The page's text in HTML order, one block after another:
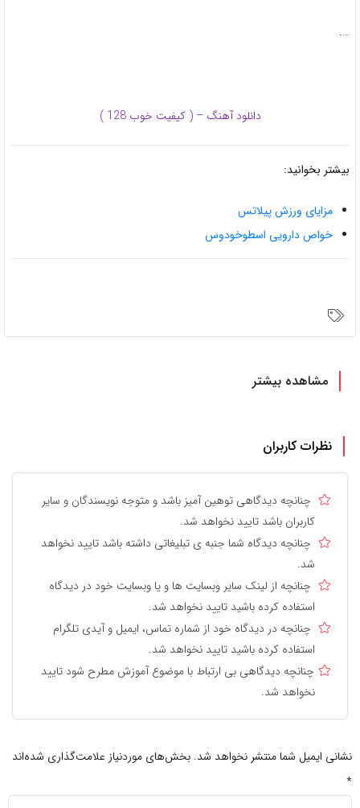
….
دانلود آهنگ – ( کیفیت خوب 128 )
بیشتر بخوانید:
مزایای ورزش پیلاتس
خواص دارویی اسطوخودوس
مشاهده بیشتر
نظرات کاربران
چنانچه دیدگاهی توهین آمیز باشد و متوجه نویسندگان و سایر
کاربران باشد تایید نخواهد شد.
چنانچه دیدگاه شما جنبه ی تبلیغاتی داشته باشد تایید نخواهد
شد.
چنانچه از لینک سایر وبسایت ها و یا وبسایت خود در دیدگاه
استفاده کرده باشید تایید نخواهد شد.
چنانچه در دیدگاه خود از شماره تماس، ایمیل و آیدی تلگرام
استفاده کرده باشید تایید نخواهد شد.
چنانچه دیدگاهی بی ارتباط با موضوع آموزش مطرح شود تایید
نخواهد شد.
نشانی ایمیل شما منتشر نخواهد شد. بخش‌های موردنیاز علامت‌گذاری شده‌اند
*